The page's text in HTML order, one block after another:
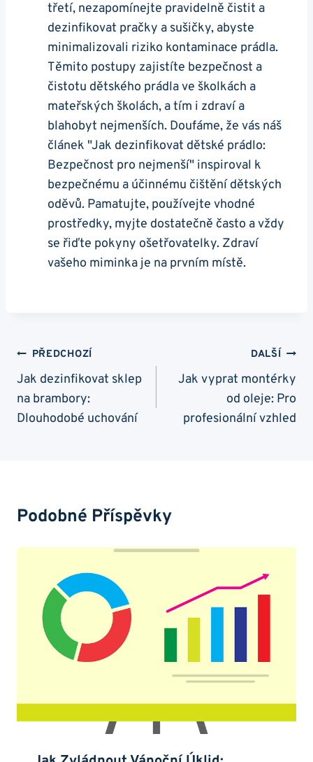
třetí, nezapomínejte pravidelně čistit a
dezinfikovat pračky a sušičky, abyste
minimalizovali riziko kontaminace prádla.
Těmito postupy zajistíte bezpečnost a
čistotu dětského prádla ve školkách a
mateřských školách, a tím i zdraví a
blahobyt nejmenších. Doufáme, že vás náš
článek "Jak dezinfikovat dětské prádlo:
Bezpečnost pro nejmenší" inspiroval k
bezpečnému a účinnému čištění dětských
oděvů. Pamatujte, používejte vhodné
prostředky, myjte dostatečně často a vždy
se řiďte pokyny ošetřovatelky. Zdraví
vašeho miminka je na prvním místě.
Navigace
Pro
Příspěvek
PŘEDCHOZÍ
Jak dezinfikovat sklep
na brambory:
Dlouhodobé uchování
DALŠÍ
Jak vyprat montérky
od oleje: Pro
profesionální vzhled
Podobné Příspěvky